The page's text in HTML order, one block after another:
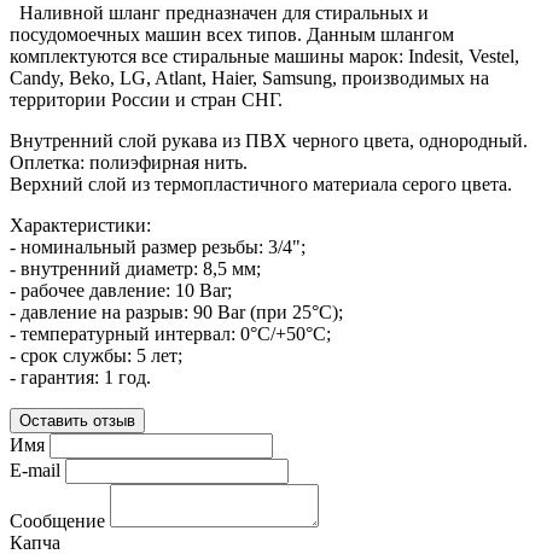
Наливной шланг предназначен для стиральных и
посудомоечных машин всех типов. Данным шлангом
комплектуются все стиральные машины марок: Indesit, Vestel,
Candy, Beko, LG, Atlant, Haier, Samsung, производимых на
территории России и стран СНГ.
Внутренний слой рукава из ПВХ черного цвета, однородный.
Оплетка: полиэфирная нить.
Верхний слой из термопластичного материала серого цвета.
Характеристики:
- номинальный размер резьбы: 3/4";
- внутренний диаметр: 8,5 мм;
- рабочее давление: 10 Bar;
- давление на разрыв: 90 Bar (при 25°С);
- температурный интервал: 0°С/+50°С;
- срок службы: 5 лет;
- гарантия: 1 год.
Оставить отзыв
Имя
E-mail
Сообщение
Капча